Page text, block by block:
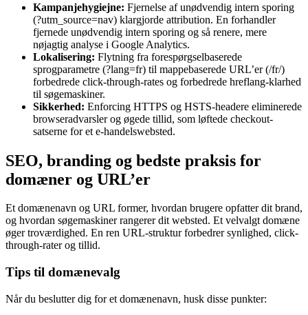
Kampanjehygiejne: Fjernelse af unødvendig intern sporing
(?utm_source=nav) klargjorde attribution. En forhandler
fjernede unødvendig intern sporing og så renere, mere
nøjagtig analyse i Google Analytics.
Lokalisering: Flytning fra forespørgselbaserede
sprogparametre (?lang=fr) til mappebaserede URL’er (/fr/)
forbedrede click-through-rates og forbedrede hreflang-klarhed
til søgemaskiner.
Sikkerhed: Enforcing HTTPS og HSTS-headere eliminerede
browseradvarsler og øgede tillid, som løftede checkout-
satserne for et e-handelswebsted.
SEO, branding og bedste praksis for
domæner og URL’er
Et domænenavn og URL former, hvordan brugere opfatter dit brand,
og hvordan søgemaskiner rangerer dit websted. Et velvalgt domæne
øger troværdighed. En ren URL-struktur forbedrer synlighed, click-
through-rater og tillid.
Tips til domænevalg
Når du beslutter dig for et domænenavn, husk disse punkter: